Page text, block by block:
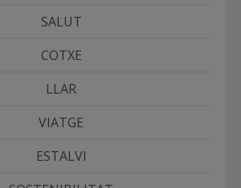
SALUT
COTXE
LLAR
VIATGE
ESTALVI